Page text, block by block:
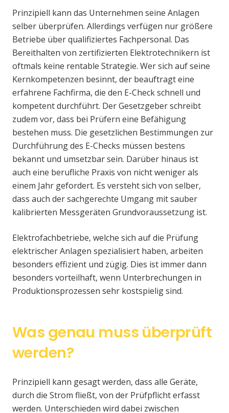
Prinzipiell kann das Unternehmen seine Anlagen
selber überprüfen. Allerdings verfügen nur größere
Betriebe über qualifiziertes Fachpersonal. Das
Bereithalten von zertifizierten Elektrotechnikern ist
oftmals keine rentable Strategie. Wer sich auf seine
Kernkompetenzen besinnt, der beauftragt eine
erfahrene Fachfirma, die den E-Check schnell und
kompetent durchführt. Der Gesetzgeber schreibt
zudem vor, dass bei Prüfern eine Befähigung
bestehen muss. Die gesetzlichen Bestimmungen zur
Durchführung des E-Checks müssen bestens
bekannt und umsetzbar sein. Darüber hinaus ist
auch eine berufliche Praxis von nicht weniger als
einem Jahr gefordert. Es versteht sich von selber,
dass auch der sachgerechte Umgang mit sauber
kalibrierten Messgeräten Grundvoraussetzung ist.
Elektrofachbetriebe, welche sich auf die Prüfung
elektrischer Anlagen spezialisiert haben, arbeiten
besonders effizient und zügig. Dies ist immer dann
besonders vorteilhaft, wenn Unterbrechungen in
Produktionsprozessen sehr kostspielig sind.
Was genau muss überprüft
werden?
Prinzipiell kann gesagt werden, dass alle Geräte,
durch die Strom fließt, von der Prüfpflicht erfasst
werden. Unterschieden wird dabei zwischen